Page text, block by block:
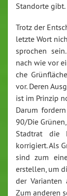
Standorte gibt.
Trotz der
letzte Wort
sprochen
nach wie vor
che
vor. Deren
ist im Prinzip
Darum
90/Die
Stadtrat die
korrigiert. Als
sind zum
erstellen, um
der Varianten
Zum anderen